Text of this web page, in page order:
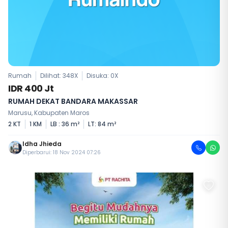
Rumah Dilihat: 348X Disuka: 0X
IDR 400 Jt
RUMAH DEKAT BANDARA MAKASSAR
Marusu, Kabupaten Maros
2 KT
1 KM LB : 36 m² LT: 84 m²
Idha Jhieda
Diperbarui: 18 Nov 2024 07:26